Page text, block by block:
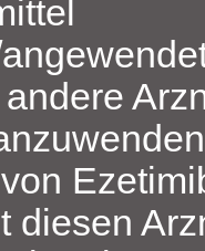
diesen